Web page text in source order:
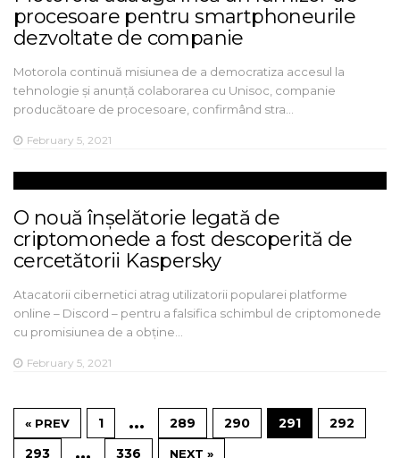
procesoare pentru smartphoneurile
dezvoltate de companie
Motorola continuă misiunea de a democratiza accesul la
tehnologie și anunță colaborarea cu Unisoc, companie
producătoare de procesoare, confirmând stra…
February 5, 2021
O nouă înșelătorie legată de
criptomonede a fost descoperită de
cercetătorii Kaspersky
Atacatorii cibernetici atrag utilizatorii popularei platforme
online – Discord – pentru a falsifica schimbul de criptomonede
cu promisiunea de a obține…
February 5, 2021
« PREV 1 … 289 290 291
292
293
… 336 NEXT »